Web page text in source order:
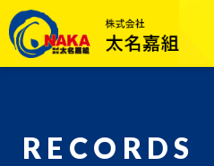
RECORDS